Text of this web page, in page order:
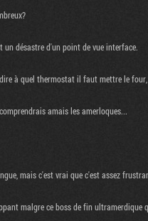
un désastre d'un point de vue interface.
à quel thermostat il faut mettre le
amais les amerloques...
mais c'est vrai que c'est assez
malgre ce boss de fin